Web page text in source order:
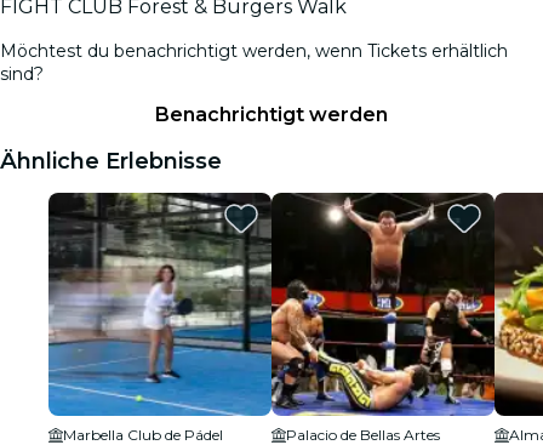
FIGHT CLUB Forest & Burgers Walk
Möchtest du benachrichtigt werden, wenn Tickets erhältlich
sind?
Benachrichtigt werden
Ähnliche Erlebnisse
Marbella Club de Pádel
Palacio de Bellas Artes